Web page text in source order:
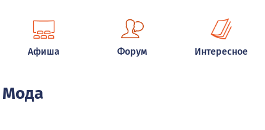
Афиша Форум Интересное
Мода